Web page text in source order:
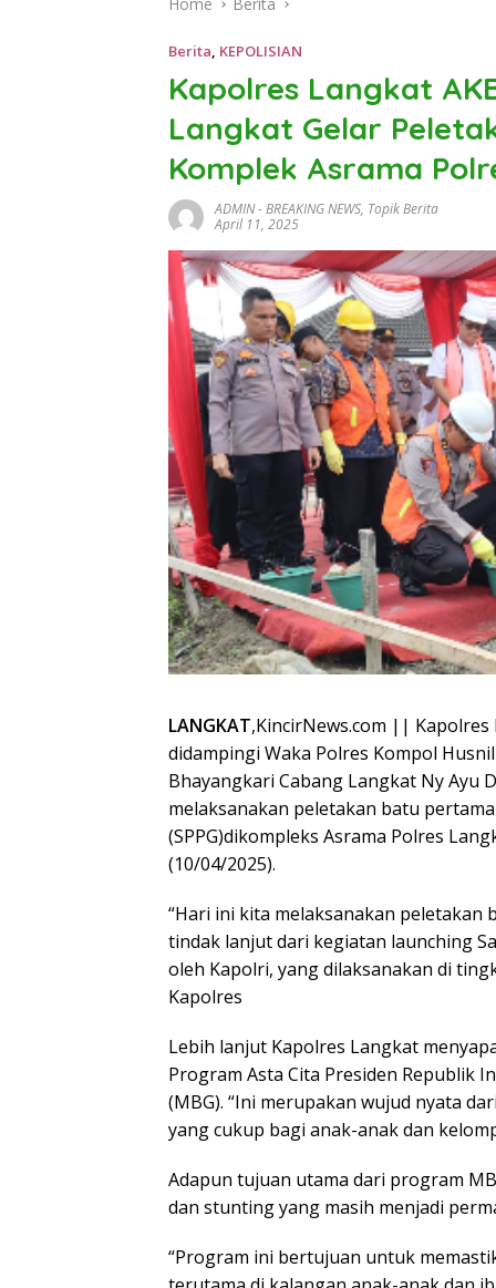
Berita KEPOLISIAN
Kapolres Langkat
Langkat Gelar
Komplek Asrama
ADMIN-BREAKING NEWS, Topik Berita
April 11, 2025
LANGKAT,KincirNews.com || Kapolres
didampingi Waka Polres Kompol
Bhayangkari Cabang Langkat Ny Ayu
melaksanakan peletakan batu
(SPPG)dikompleks Asrama Polres
(10/04/2025).
“Hari ini kita melaksanakan
tindak lanjut dari kegiatan launching
oleh Kapolri, yang dilaksanakan di
Kapolres
Lebih lanjut Kapolres Langkat
Program Asta Cita Presiden Republik
(MBG). “Ini merupakan wujud nyata
yang cukup bagi anak-anak dan
Adapun tujuan utama dari program
dan stunting yang masih menjadi
“Program ini bertujuan untuk